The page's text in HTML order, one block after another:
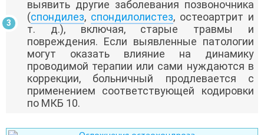
выявить другие заболевания позвоночника
(спондилез, спондилолистез, остеоартрит и
т. д.), включая, старые травмы и
повреждения. Если выявленные патологии
могут оказать влияние на динамику
проводимой терапии или сами нуждаются в
коррекции, больничный продлевается с
применением соответствующей кодировки
по МКБ 10.